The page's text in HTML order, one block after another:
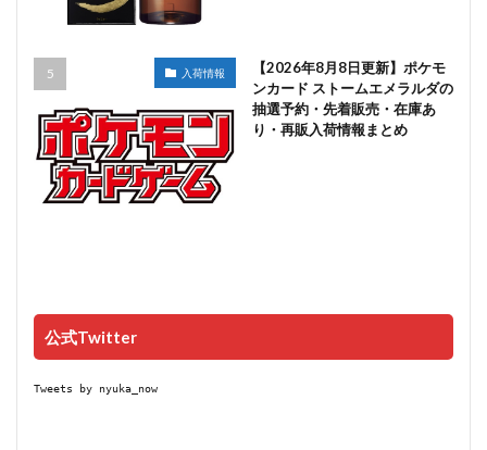
入荷情報
【2026年8月8日更新】ポケモ
ンカード ストームエメラルダの
抽選予約・先着販売・在庫あ
り・再販入荷情報まとめ
公式Twitter
Tweets by nyuka_now